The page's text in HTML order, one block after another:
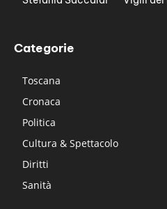
Categorie
Toscana
Cronaca
Politica
Cultura & Spettacolo
Diritti
Sanità